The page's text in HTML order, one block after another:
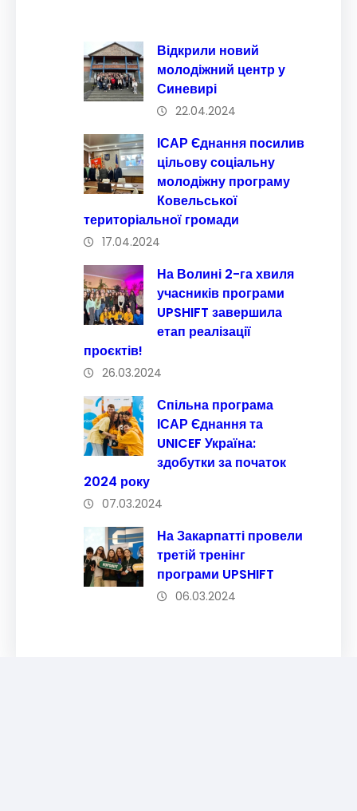
Відкрили новий
молодіжний центр у
Синевирі
22.04.2024
ІСАР Єднання посилив
цільову соціальну
молодіжну програму
Ковельської
територіальної громади
17.04.2024
На Волині 2-га хвиля
учасників програми
UPSHIFT завершила
етап реалізації
проєктів!
26.03.2024
Спільна програма
ІСАР Єднання та
UNICEF Україна:
здобутки за початок
2024 року
07.03.2024
На Закарпатті провели
третій тренінг
програми UPSHIFT
06.03.2024